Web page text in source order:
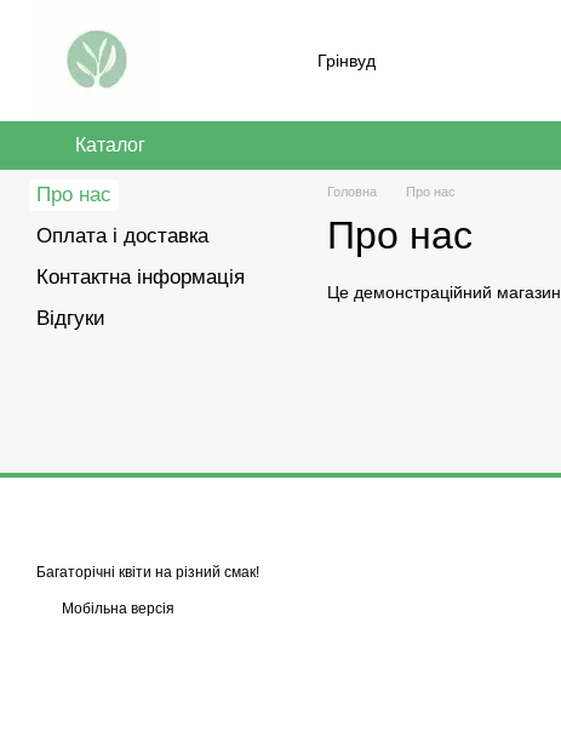
Грінвуд
Каталог
Головна Про нас
Про нас
Це демонстраційний
Про нас
Оплата і доставка
Контактна інформація
Відгуки
Багаторічні квіти на різний смак!
Мобільна версія